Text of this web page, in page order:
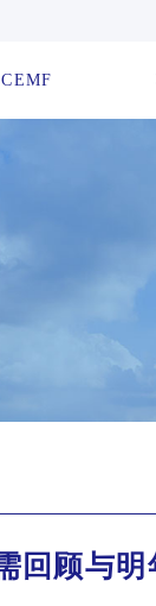
回顾与明